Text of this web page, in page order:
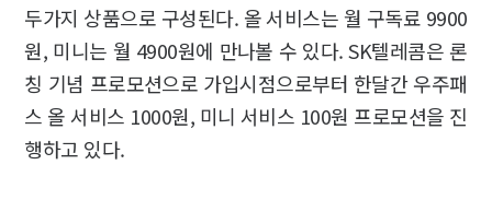
두가지 상품으로 구성된다. 올 서비스는 월 구독료 9900
원, 미니는 월 4900원에 만나볼 수 있다. SK텔레콤은 론
칭 기념 프로모션으로 가입시점으로부터 한달간 우주패
스 올 서비스 1000원, 미니 서비스 100원 프로모션을 진
행하고 있다.